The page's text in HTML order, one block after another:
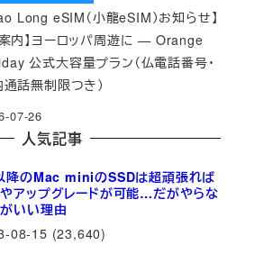
Long eSIM（小龍eSIM）お知らせ】
案内】ヨーロッパ周遊に — Orange
公式大容量プラン（仏電話番号・
話無制限つき）
07-26
人気記事
降のMac miniのSSDは超頑張れば
アップグレードが可能…だがやらな
いい理由
08-15 (23,640)